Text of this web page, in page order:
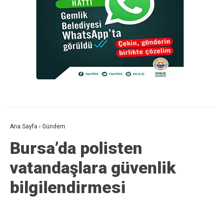
Ana Sayfa › Gündem
Bursa’da polisten
vatandaşlara güvenlik
bilgilendirmesi